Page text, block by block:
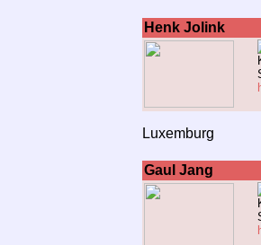
Henk Jolink
Luxemburg
Gaul Jang